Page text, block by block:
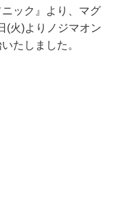
ック』より、マグ
(火)よりノジマオン
たしました。